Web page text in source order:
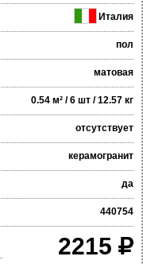
Италия
пол
матовая
0.54 м² / 6 шт / 12.57 кг
отсутствует
керамогранит
да
440754
2215